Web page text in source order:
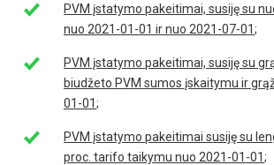
PVM įstatymo pakeitimai, susiję su
nuo 2021-01-01 ir nuo 2021-07-01;
PVM įstatymo pakeitimai, susiję su
biudžeto PVM sumos įskaitymu ir
01-01;
PVM įstatymo pakeitimai susiję su
proc. tarifo taikymu nuo 2021-01-01;